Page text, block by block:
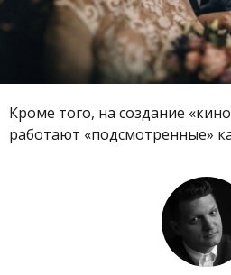
Кроме того, на создание
работают «подсмотренные»